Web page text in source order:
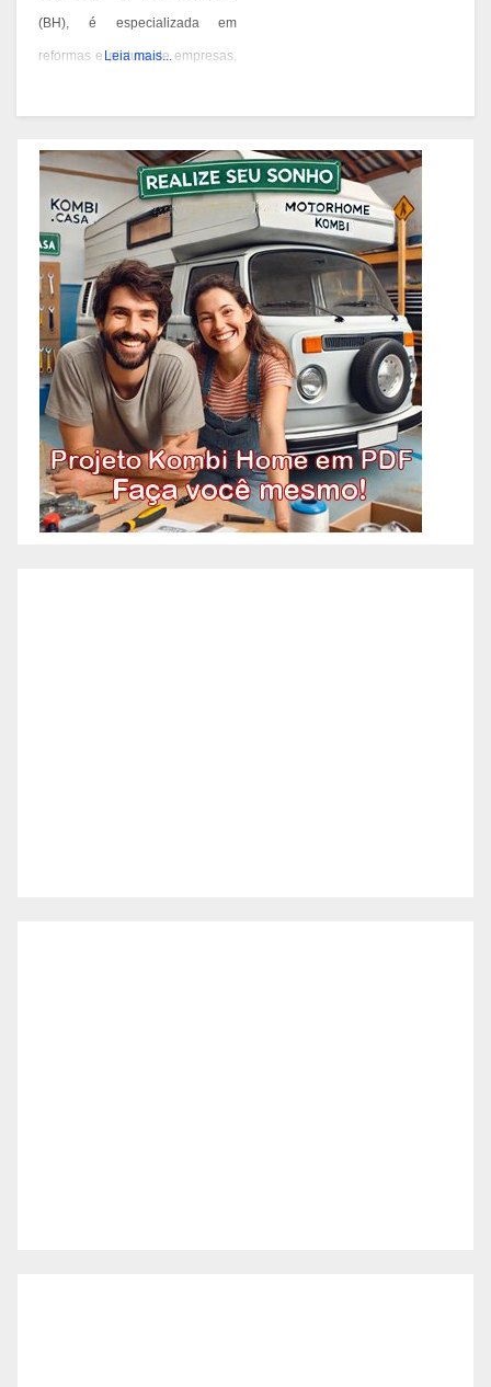
(BH), é especializada em
reformas e pintura de empresas,
experiência desde 1978 e são
conhecidos por seus serviços de
qualidade em BH. Você pode
contatá-los pelos telefones 31
3473-2000, 3357-1961 ou
98687-2000 se você está
pensando em reformar ou pintar
a fachada da sua empresa,
condomínio ou
Leia mais...